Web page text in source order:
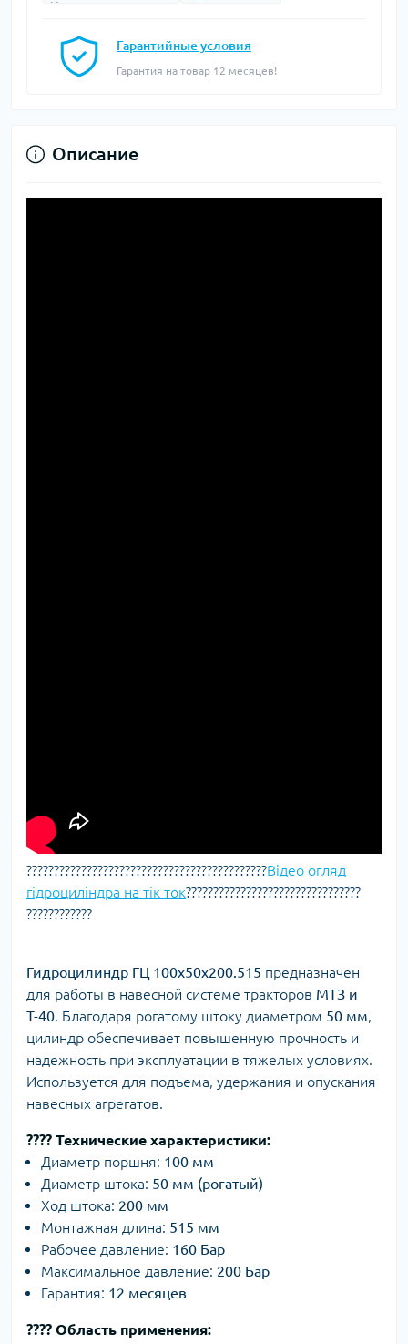
Гарантийные условия
Гарантия на товар 12 месяцев!
Описание
????????????​​​​​​​????​​​​​​​????​​​​​​​????​​​​​​​????​​​​​​​????​​​​​​​????​​​​​​​????​​​​​​​????Відео огляд
гідроциліндра на тік ток????​​​​​​​????​​​​​​​????​​​​​​​????​​​​​​​????​​​​​​​????​​​​​​​????​​​​​​​????​​​​​​​
????​​​​​​​????​​​​​​​????
Гидроцилиндр ГЦ 100х50х200.515 предназначен
для работы в навесной системе тракторов МТЗ и
Т-40. Благодаря рогатому штоку диаметром 50 мм,
цилиндр обеспечивает повышенную прочность и
надежность при эксплуатации в тяжелых условиях.
Используется для подъема, удержания и опускания
навесных агрегатов.
???? Технические характеристики:
Диаметр поршня: 100 мм
Диаметр штока: 50 мм (рогатый)
Ход штока: 200 мм
Монтажная длина: 515 мм
Рабочее давление: 160 Бар
Максимальное давление: 200 Бар
Гарантия: 12 месяцев
???? Область применения: